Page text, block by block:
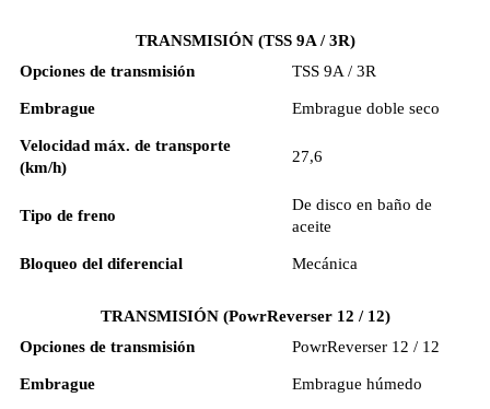
TRANSMISIÓN (TSS 9A / 3R)
Opciones de transmisión
TSS 9A / 3R
Embrague Embrague doble seco
Velocidad máx. de transporte
(km/h)
27,6
Tipo de freno
De disco en baño de
aceite
Bloqueo del diferencial Mecánica
TRANSMISIÓN (PowrReverser 12 / 12)
Opciones de transmisión
PowrReverser 12 / 12
Embrague Embrague húmedo